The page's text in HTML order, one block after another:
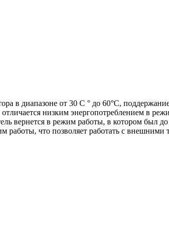
в диапазоне от 30 C ° до 60°C,
низким энергопотреблением в
вернется в режим работы, в котором
работы, что позволяет работать с